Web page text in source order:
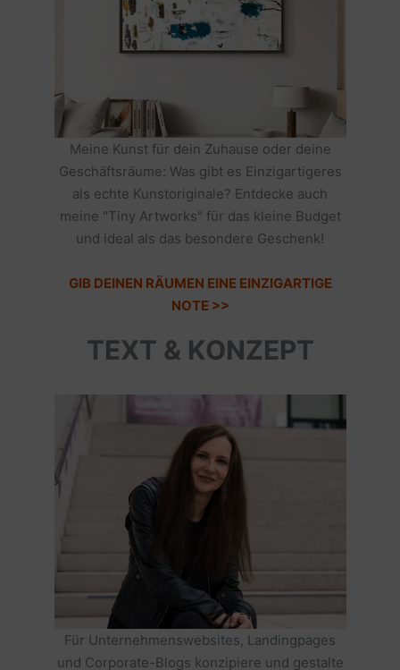
Meine Kunst für dein Zuhause oder deine
Geschäftsräume: Was gibt es Einzigartigeres
als echte Kunstoriginale? Entdecke auch
meine "Tiny Artworks" für das kleine Budget
und ideal als das besondere Geschenk!
GIB DEINEN RÄUMEN EINE EINZIGARTIGE
NOTE >>
TEXT & KONZEPT
Für Unternehmenswebsites, Landingpages
und Corporate-Blogs konzipiere und gestalte